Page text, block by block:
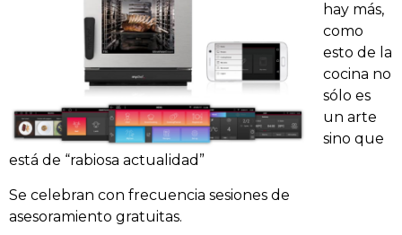
hay más,
como
esto de la
cocina no
sólo es
un arte
sino que
está de “rabiosa actualidad”
Se celebran con frecuencia sesiones de
asesoramiento gratuitas.